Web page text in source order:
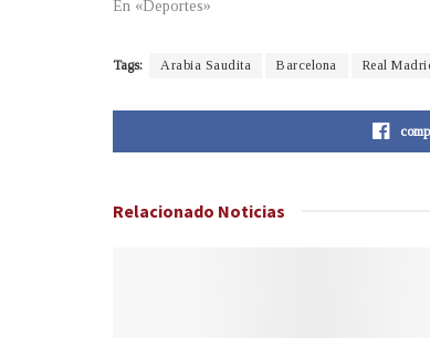
En «Deportes»
Tags: Arabia Saudita Barcelona Real
Relacionado Noticias